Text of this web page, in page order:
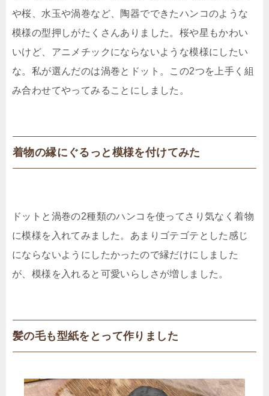
や桜、水玉や渦巻など、陶器でできたハンコのような
模様の型押しがたくさんありました。桜や星もかわい
いけど、アニメチックにならないような模様にしたい
な。私が選んだのは渦巻とドット。この2つを上手く組
み合わせてやってみることにしました。
着物の縁にぐるっと模様を付けてみた
ドットと渦巻の2種類のハンコを使ってさり気なく着物
に模様を入れてみました。あまりゴテゴテとした感じ
にならないようにしたかったので縁だけにしました
が、模様を入れると可愛いらしさが増しました。
髪の毛も型紙をとって作りました